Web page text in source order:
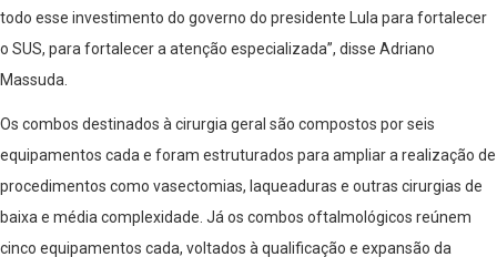
todo esse investimento do governo do presidente Lula para fortalecer
o SUS, para fortalecer a atenção especializada”, disse Adriano
Massuda.
Os combos destinados à cirurgia geral são compostos por seis
equipamentos cada e foram estruturados para ampliar a realização de
procedimentos como vasectomias, laqueaduras e outras cirurgias de
baixa e média complexidade. Já os combos oftalmológicos reúnem
cinco equipamentos cada, voltados à qualificação e expansão da